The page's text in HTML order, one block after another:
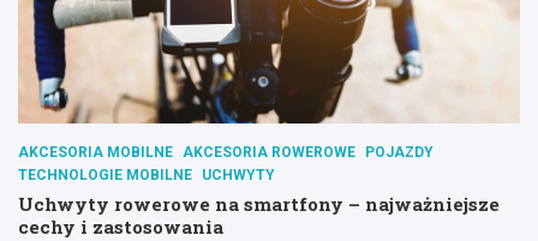
AKCESORIA MOBILNE AKCESORIA ROWEROWE
POJAZDY
TECHNOLOGIE MOBILNE
UCHWYTY
Uchwyty rowerowe na smartfony – najważniejsze
cechy i zastosowania